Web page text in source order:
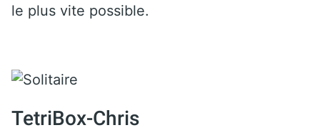
le plus vite possible.
TetriBox-Chris